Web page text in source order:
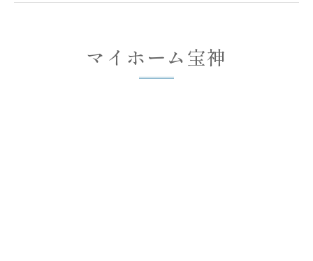
マイホーム宝神